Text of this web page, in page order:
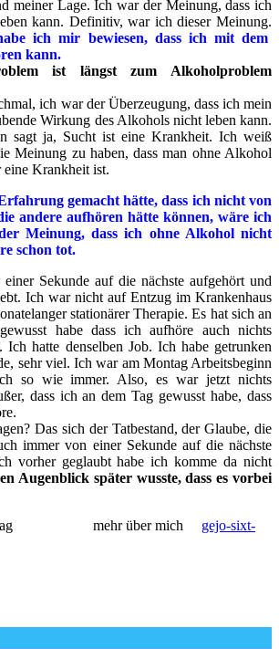
meiner Lage. Ich war der Meinung, dass ich
kann. Definitiv, war ich dieser Meinung.
ich mir bewiesen, dass ich mit dem
kann.
ist längst zum Alkoholproblem
ich war der Überzeugung, dass ich mein
Wirkung des Alkohols nicht leben kann.
sagt ja, Sucht ist eine Krankheit. Ich weiß
Meinung zu haben, dass man ohne Alkohol
eine Krankheit ist.
gemacht hätte, dass ich nicht von
andere aufhören hätte können, wäre ich
Meinung, dass ich ohne Alkohol nicht
schon tot.
Sekunde auf die nächste aufgehört und
Ich war nicht auf Entzug im Krankenhaus
stationärer Therapie. Es hat sich an
habe dass ich aufhöre auch nichts
Ich hatte denselben Job. Ich habe getrunken
sehr viel. Ich war am Montag Arbeitsbeginn
so wie immer. Also, es war jetzt nichts
dass ich an dem Tag gewusst habe, dass
Das sich der Tatbestand, der Glaube, die
immer von einer Sekunde auf die nächste
vorher geglaubt habe ich komme da nicht
Augenblick später wusste, dass es vorbei
mehr über mich gejo-sixt-